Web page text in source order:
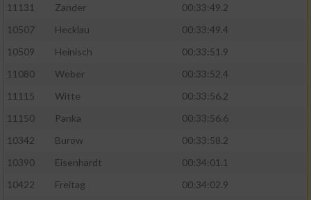
11131
Zander
00:33:49.2
10507
Hecklau
00:33:49.4
10509
Heinisch
00:33:51.9
11080
Weber
00:33:52.4
11115
Witte
00:33:56.2
11150
Panka
00:33:56.6
10342
Burow
00:33:58.2
10390
Eisenhardt
00:34:01.1
10422
Freitag
00:34:02.9